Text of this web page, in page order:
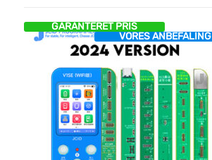
GARANTERET PRIS
VORES ANBEFALING